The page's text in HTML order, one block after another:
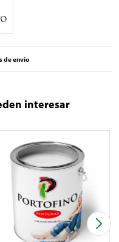
de envío
interesar